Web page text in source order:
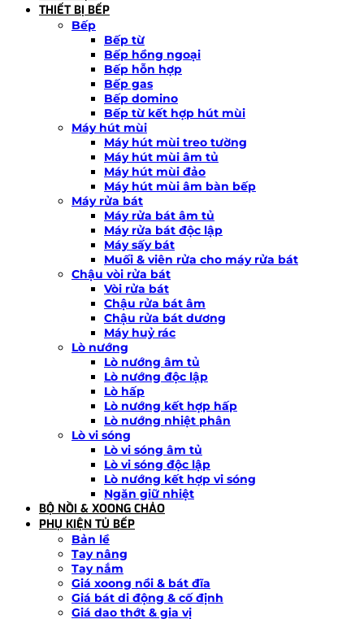
THIẾT BỊ BẾP
Bếp
Bếp từ
Bếp hồng ngoại
Bếp hỗn hợp
Bếp gas
Bếp domino
Bếp từ kết hợp hút mùi
Máy hút mùi
Máy hút mùi treo tường
Máy hút mùi âm tủ
Máy hút mùi đảo
Máy hút mùi âm bàn bếp
Máy rửa bát
Máy rửa bát âm tủ
Máy rửa bát độc lập
Máy sấy bát
Muối & viên rửa cho máy rửa bát
Chậu vòi rửa bát
Vòi rửa bát
Chậu rửa bát âm
Chậu rửa bát dương
Máy huỷ rác
Lò nướng
Lò nướng âm tủ
Lò nướng độc lập
Lò hấp
Lò nướng kết hợp hấp
Lò nướng nhiệt phân
Lò vi sóng
Lò vi sóng âm tủ
Lò vi sóng độc lập
Lò nướng kết hợp vi sóng
Ngăn giữ nhiệt
BỘ NỒI & XOONG CHẢO
PHỤ KIỆN TỦ BẾP
Bản lề
Tay nâng
Tay nắm
Giá xoong nồi & bát đĩa
Giá bát di động & cố định
Giá dao thớt & gia vị